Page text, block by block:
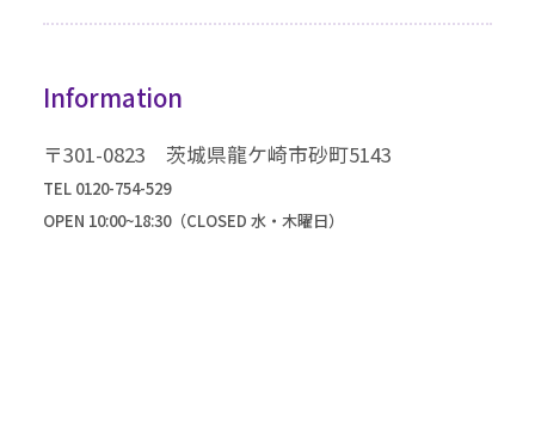
振袖選びQ&A
振袖ドレス
高級振袖コレクション
成人式までの流れ
Information
〒301-0823 茨城県龍ケ崎市砂町5143
TEL 0120-754-529
OPEN 10:00~18:30（CLOSED 水・木曜日）